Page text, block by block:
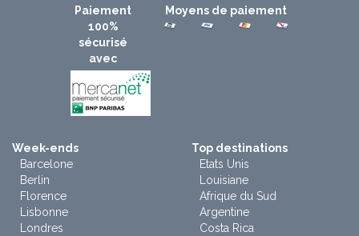
Paiement
100%
sécurisé
avec
Moyens de paiement
Week-ends
Barcelone
Berlin
Florence
Lisbonne
Londres
Top destinations
Etats Unis
Louisiane
Afrique du Sud
Argentine
Costa Rica